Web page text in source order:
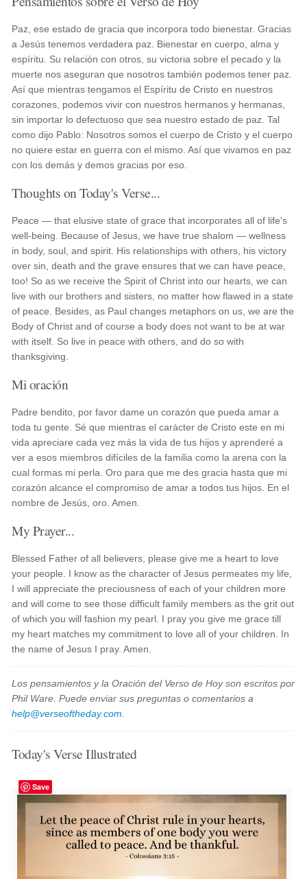
Paz, ese estado de gracia que incorpora todo bienestar. Gracias
a Jesús tenemos verdadera paz. Bienestar en cuerpo, alma y
espíritu. Su relación con otros, su victoria sobre el pecado y la
muerte nos aseguran que nosotros también podemos tener paz.
Así que mientras tengamos el Espíritu de Cristo en nuestros
corazones, podemos vivir con nuestros hermanos y hermanas,
sin importar lo defectuoso que sea nuestro estado de paz. Tal
como dijo Pablo: Nosotros somos el cuerpo de Cristo y el cuerpo
no quiere estar en guerra con el mismo. Así que vivamos en paz
con los demás y demos gracias por eso.
Thoughts on Today's Verse...
Peace — that elusive state of grace that incorporates all of life's
well-being. Because of Jesus, we have true shalom — wellness
in body, soul, and spirit. His relationships with others, his victory
over sin, death and the grave ensures that we can have peace,
too! So as we receive the Spirit of Christ into our hearts, we can
live with our brothers and sisters, no matter how flawed in a state
of peace. Besides, as Paul changes metaphors on us, we are the
Body of Christ and of course a body does not want to be at war
with itself. So live in peace with others, and do so with
thanksgiving.
Mi oración
Padre bendito, por favor dame un corazón que pueda amar a
toda tu gente. Sé que mientras el carácter de Cristo este en mi
vida apreciare cada vez más la vida de tus hijos y aprenderé a
ver a esos miembros difíciles de la familia como la arena con la
cual formas mi perla. Oro para que me des gracia hasta que mi
corazón alcance el compromiso de amar a todos tus hijos. En el
nombre de Jesús, oro. Amen.
My Prayer...
Blessed Father of all believers, please give me a heart to love
your people. I know as the character of Jesus permeates my life,
I will appreciate the preciousness of each of your children more
and will come to see those difficult family members as the grit out
of which you will fashion my pearl. I pray you give me grace till
my heart matches my commitment to love all of your children. In
the name of Jesus I pray. Amen.
Los pensamientos y la Oración del Verso de Hoy son escritos por
Phil Ware. Puede enviar sus preguntas o comentarios a
help@verseoftheday.com
Today's Verse Illustrated
Save